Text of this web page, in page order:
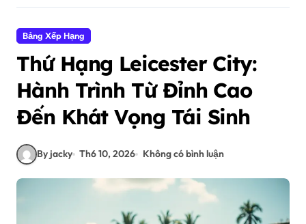
Bảng Xếp Hạng
Thứ Hạng Leicester City:
Hành Trình Từ Đỉnh Cao
Đến Khát Vọng Tái Sinh
By jacky Th6 10, 2026 Không có bình luận